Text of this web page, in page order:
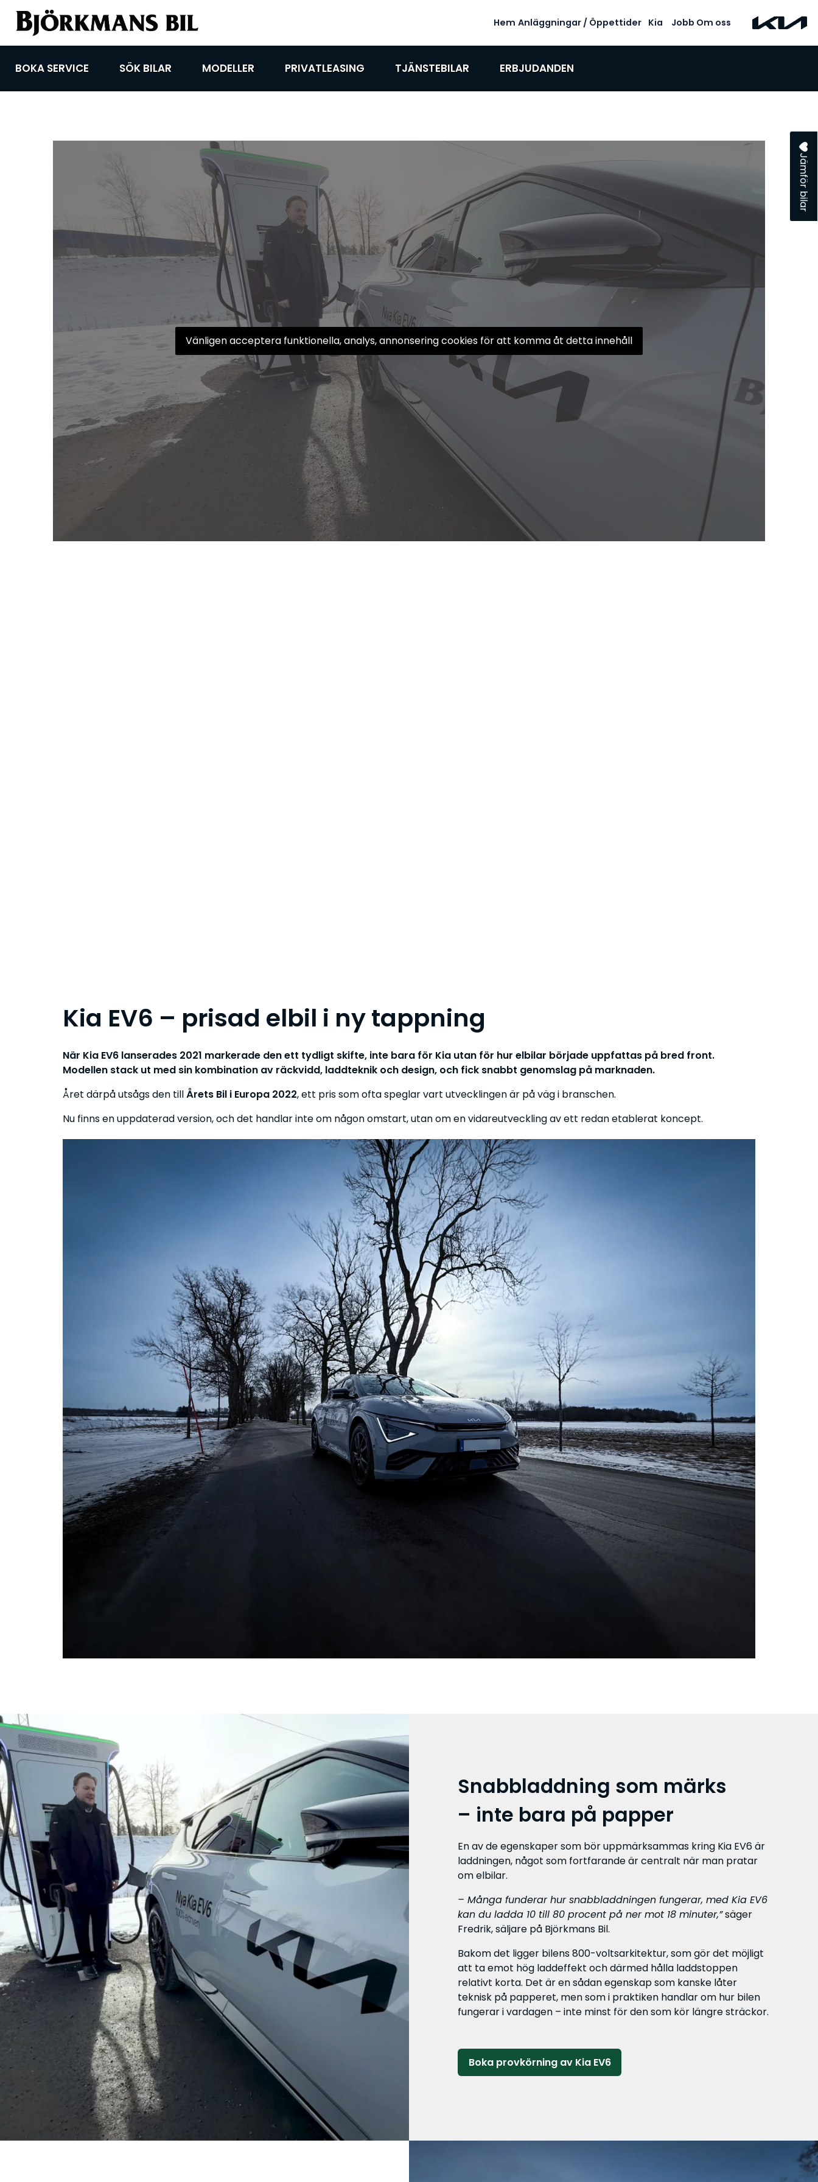
Hem Anläggningar / Öppettider Kia Jobb Om oss
BOKA SERVICE SÖK BILAR MODELLER PRIVATLEASING TJÄNSTEBILAR ERBJUDANDEN
Jämför bilar
Vänligen acceptera funktionella, analys, annonsering cookies för att komma åt detta innehåll
Kia EV6 – prisad elbil i ny tappning
När Kia EV6 lanserades 2021 markerade den ett tydligt skifte, inte bara för Kia utan för hur elbilar började uppfattas på bred front.
Modellen stack ut med sin kombination av räckvidd, laddteknik och design, och fick snabbt genomslag på marknaden.
Året därpå utsågs den tillÅrets Bil i Europa 2022, ett pris som ofta speglar vart utvecklingen är på väg i branschen.
Nu finns en uppdaterad version, och det handlar inte om någon omstart, utan om en vidareutveckling av ett redan etablerat koncept.
Snabbladdning som märks
– inte bara på papper
En av de egenskaper som bör uppmärksammas kring Kia EV6 är
laddningen, något som fortfarande är centralt när man pratar
om elbilar.
– Många funderar hur snabbladdningen fungerar, med Kia EV6
kan du ladda 10 till 80 procent på ner mot 18 minuter,”säger
Fredrik, säljare på Björkmans Bil.
Bakom det ligger bilens 800-voltsarkitektur, som gör det möjligt
att ta emot hög laddeffekt och därmed hålla laddstoppen
relativt korta. Det är en sådan egenskap som kanske låter
teknisk på papperet, men som i praktiken handlar om hur bilen
fungerar i vardagen – inte minst för den som kör längre sträckor.
Boka provkörning av Kia EV6